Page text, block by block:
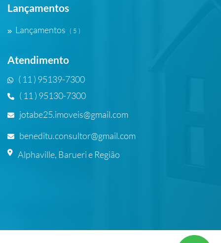
Lançamentos
Lançamentos ( 5 )
Atendimento
( 11 ) 95139-7300
( 11 ) 95130-7300
jotabe25.imoveis@gmail.com
beneditu.consultor@gmail.com
Alphaville, Barueri e Região